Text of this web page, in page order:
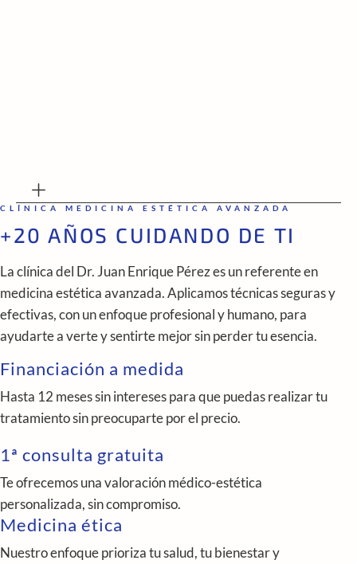
CLÍNICA MEDICINA ESTÉTICA AVANZADA
+20 AÑOS CUIDANDO DE TI
La clínica del Dr. Juan Enrique Pérez es un referente en
medicina estética avanzada. Aplicamos técnicas seguras y
efectivas, con un enfoque profesional y humano, para
ayudarte a verte y sentirte mejor sin perder tu esencia.
Financiación a medida
Hasta 12 meses sin intereses para que puedas realizar tu
tratamiento sin preocuparte por el precio.
1ª consulta gratuita
Te ofrecemos una valoración médico-estética
personalizada, sin compromiso.
Medicina ética
Nuestro enfoque prioriza tu salud, tu bienestar y